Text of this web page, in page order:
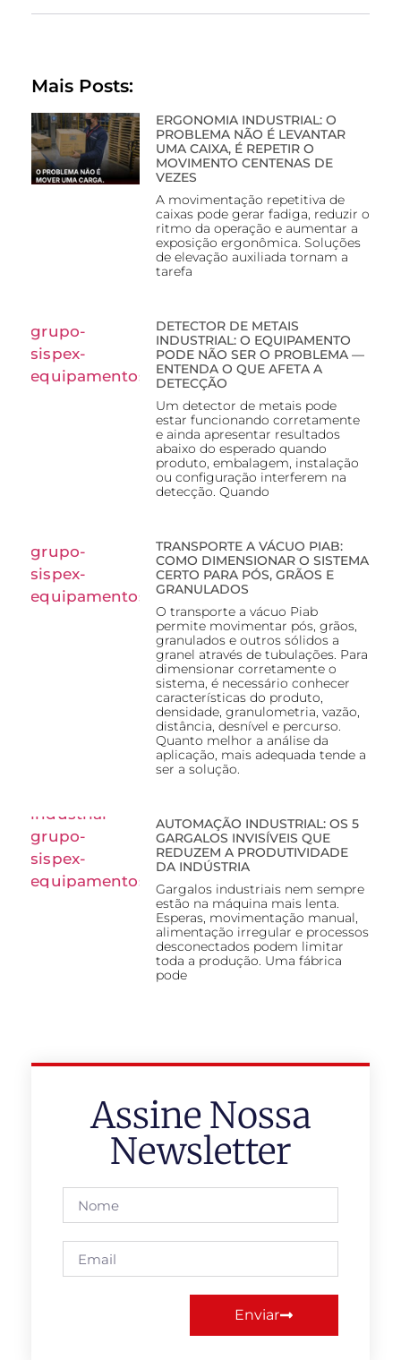
Mais Posts:
ERGONOMIA INDUSTRIAL: O
PROBLEMA NÃO É LEVANTAR
UMA CAIXA, É REPETIR O
MOVIMENTO CENTENAS DE
VEZES
A movimentação repetitiva de
caixas pode gerar fadiga, reduzir o
ritmo da operação e aumentar a
exposição ergonômica. Soluções
de elevação auxiliada tornam a
tarefa
DETECTOR DE METAIS
INDUSTRIAL: O EQUIPAMENTO
PODE NÃO SER O PROBLEMA —
ENTENDA O QUE AFETA A
DETECÇÃO
Um detector de metais pode
estar funcionando corretamente
e ainda apresentar resultados
abaixo do esperado quando
produto, embalagem, instalação
ou configuração interferem na
detecção. Quando
TRANSPORTE A VÁCUO PIAB:
COMO DIMENSIONAR O SISTEMA
CERTO PARA PÓS, GRÃOS E
GRANULADOS
O transporte a vácuo Piab
permite movimentar pós, grãos,
granulados e outros sólidos a
granel através de tubulações. Para
dimensionar corretamente o
sistema, é necessário conhecer
características do produto,
densidade, granulometria, vazão,
distância, desnível e percurso.
Quanto melhor a análise da
aplicação, mais adequada tende a
ser a solução.
AUTOMAÇÃO INDUSTRIAL: OS 5
GARGALOS INVISÍVEIS QUE
REDUZEM A PRODUTIVIDADE
DA INDÚSTRIA
Gargalos industriais nem sempre
estão na máquina mais lenta.
Esperas, movimentação manual,
alimentação irregular e processos
desconectados podem limitar
toda a produção. Uma fábrica
pode
Assine Nossa
Newsletter
Enviar